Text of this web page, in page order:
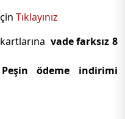
Tıklayınız
vade farksız 8
ödeme indirimi